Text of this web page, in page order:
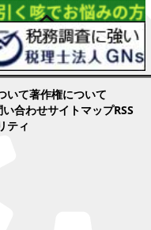
検索
いて著作権について
合わせサイトマップRSS
ティ